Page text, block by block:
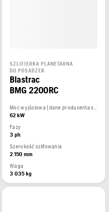
SZLIFIERKA PLANETARNA
DO POSADZEK
Blastrac
BMG 2200RC
Moc wyjściowa (dane producenta silnika)
62 kW
Fazy
3 ph
Szerokość szlifowania
2 150 mm
Waga
3 035 kg